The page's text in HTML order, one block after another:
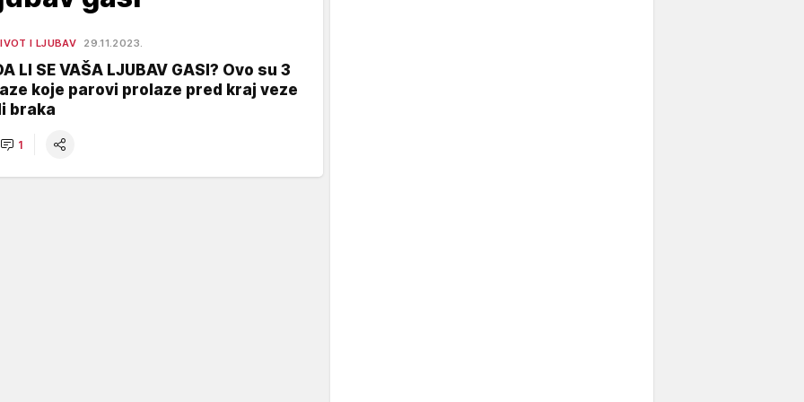
I LJUBAV 29.11.2023.
LI SE VAŠA LJUBAV GASI? Ovo su 3
koje parovi prolaze pred kraj veze
braka
1